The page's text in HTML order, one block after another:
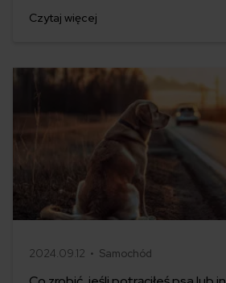
uszczerbku na zdrowiu psychicznym po
Czytaj więcej
2024.09.12 • Samochód